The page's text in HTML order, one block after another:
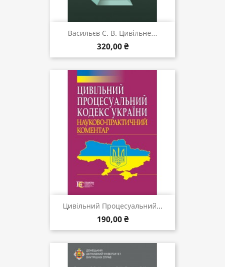
Васильєв С. В. Цивільне...
320,00 ₴
Цивільний Процесуальний...
190,00 ₴